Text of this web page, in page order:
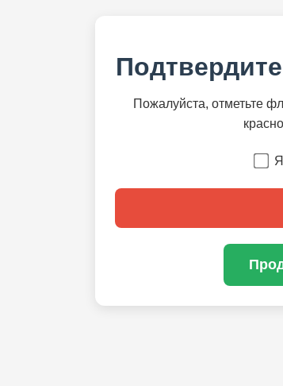
Пожалуйста, отметьте